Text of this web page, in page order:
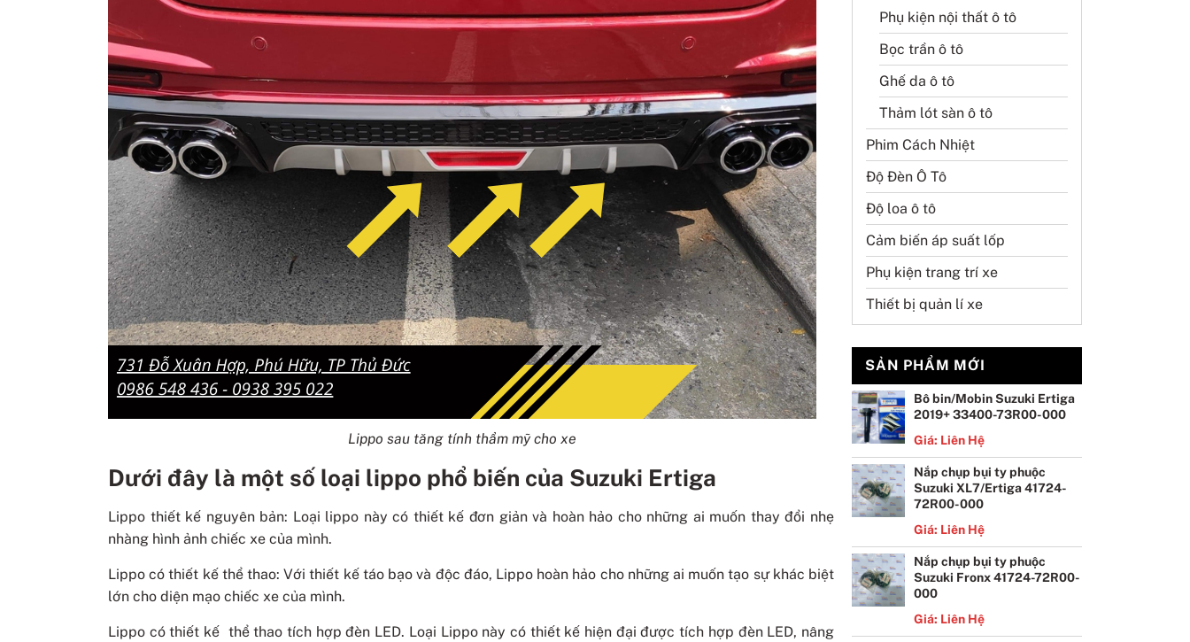
Lippo sau tăng tính thẩm mỹ cho xe
Dưới đây là một số loại lippo phổ biến của Suzuki Ertiga
Lippo thiết kế nguyên bản: Loại lippo này có thiết kế đơn giản và hoàn hảo cho những ai muốn thay đổi nhẹ
nhàng hình ảnh chiếc xe của mình.
Lippo có thiết kế thể thao: Với thiết kế táo bạo và độc đáo, Lippo hoàn hảo cho những ai muốn tạo sự khác biệt
lớn cho diện mạo chiếc xe của mình.
Lippo có thiết kế thể thao tích hợp đèn LED. Loại Lippo này có thiết kế hiện đại được tích hợp đèn LED, nâng
Phụ kiện nội thất ô tô
Bọc trần ô tô
Ghế da ô tô
Thảm lót sàn ô tô
Phim Cách Nhiệt
Độ Đèn Ô Tô
Độ loa ô tô
Cảm biến áp suất lốp
Phụ kiện trang trí xe
Thiết bị quản lí xe
SẢN PHẨM MỚI
Bô bin/Mobin Suzuki Ertiga
2019+ 33400-73R00-000
Giá: Liên Hệ
Nắp chụp bụi ty phuộc
Suzuki XL7/Ertiga 41724-
72R00-000
Giá: Liên Hệ
Nắp chụp bụi ty phuộc
Suzuki Fronx 41724-72R00-
000
Giá: Liên Hệ